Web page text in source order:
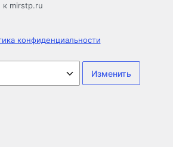
mirstp.ru
конфиденциальности